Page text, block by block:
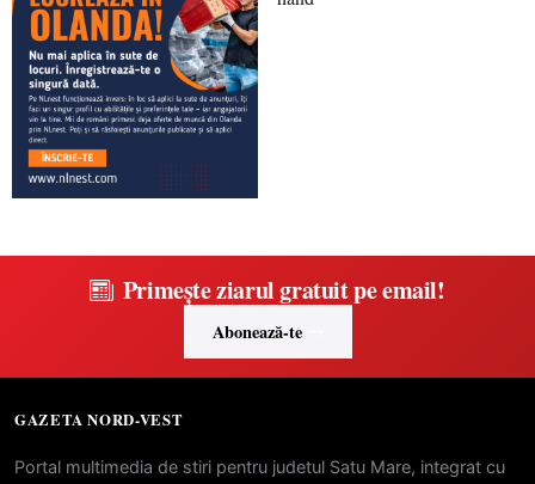
Primește ziarul gratuit pe email!
Abonează-te
GAZETA NORD-VEST
Portal multimedia de stiri pentru judetul Satu Mare, integrat cu